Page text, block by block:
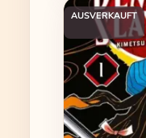
AUSVERKAUFT